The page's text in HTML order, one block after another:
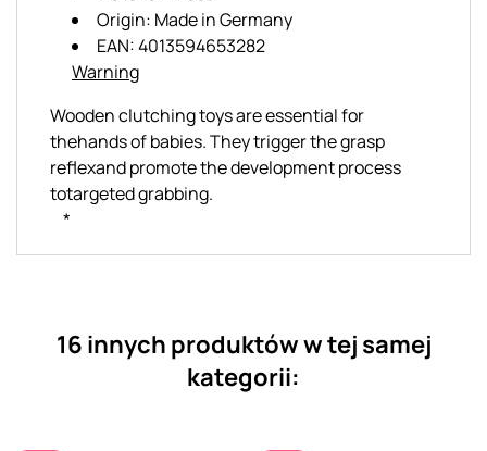
Origin: Made in Germany
EAN: 4013594653282
Warning
Wooden clutching toys are essential for
thehands of babies. They trigger the grasp
reflexand promote the development process
totargeted grabbing.
*
16 innych produktów w tej samej
kategorii: